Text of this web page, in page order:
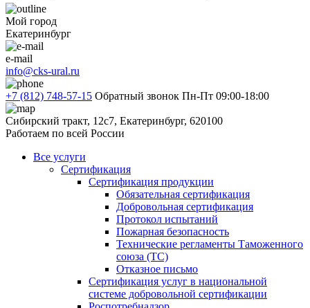
Мой город
Екатеринбург
e-mail
info@cks-ural.ru
+7 (812) 748-57-15 Обратный звонок Пн-Пт 09:00-18:00
Сибирский тракт, 12с7, Екатеринбург, 620100
Работаем по всей России
Все услуги
Сертификация
Сертификация продукции
Обязательная сертификация
Добровольная сертификация
Протокол испытаний
Пожарная безопасность
Технические регламенты Таможенного
союза (ТС)
Отказное письмо
Сертификация услуг в национальной
системе добровольной сертификации